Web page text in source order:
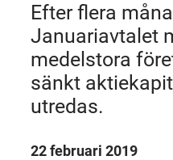
Efter flera
Januariavtalet
medelstora
sänkt
utredas.
22 februari 2019